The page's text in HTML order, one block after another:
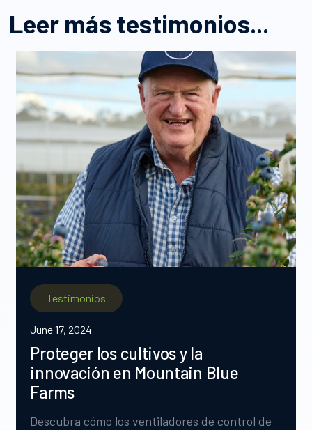
Leer más testimonios...
Testimonios
June 17, 2024
Proteger los cultivos y la
innovación en Mountain Blue
Farms
Descubra cómo los ventiladores de control de